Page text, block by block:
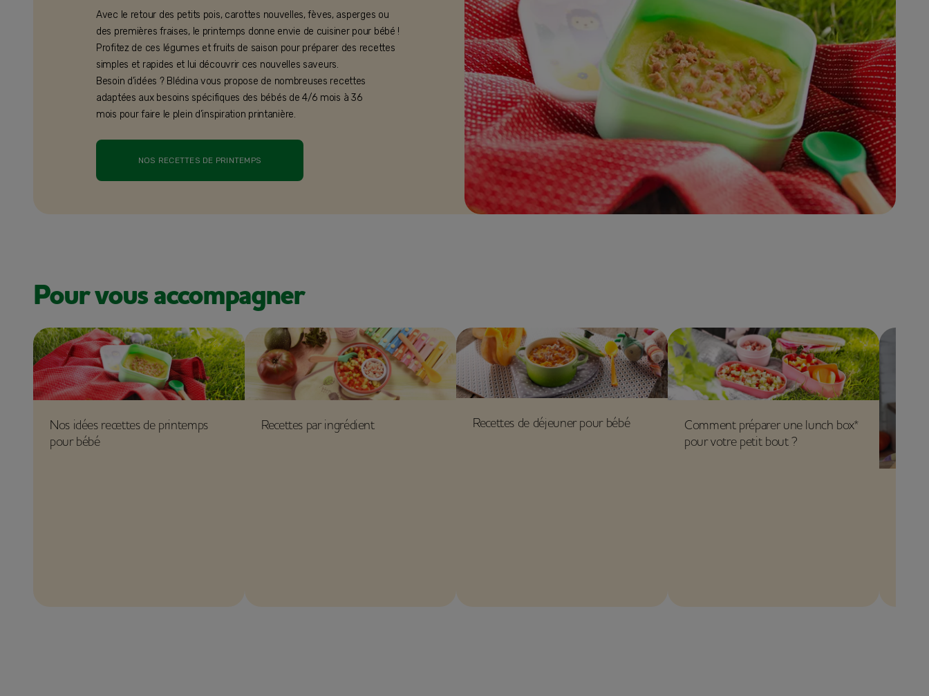
Avec le retour des petits pois, carottes nouvelles, fèves, asperges ou
des premières fraises, le printemps donne envie de cuisiner pour bébé !
Profitez de ces légumes et fruits de saison pour préparer des recettes
simples et rapides et lui découvrir ces nouvelles saveurs.
Besoin d’idées ? Blédina vous propose de nombreuses recettes
adaptées aux besoins spécifiques des bébés de 4/6 mois à 36
mois pour faire le plein d’inspiration printanière.
NOS RECETTES DE PRINTEMPS
Pour vous accompagner
Nos idées recettes de printemps
pour bébé
Recettes par ingrédient Recettes de déjeuner pour bébé
Comment préparer une lunch box*
pour votre petit bout ?